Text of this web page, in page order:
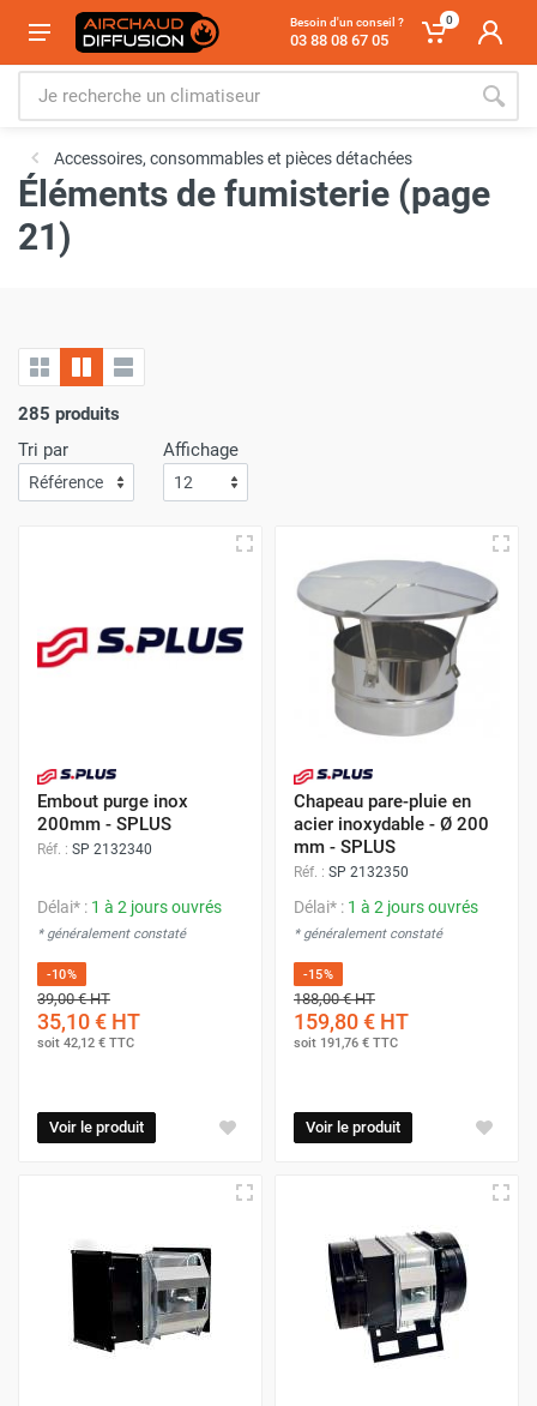
Besoin d'un conseil ?
03 88 08 67 05
0
Accessoires, consommables et pièces détachées
Éléments de fumisterie (page
21)
285 produits
Tri par
Affichage
Embout purge inox
200mm - SPLUS
Réf. : SP 2132340
Délai* : 1 à 2 jours ouvrés
* généralement constaté
-10%
39,00 €HT
35,10 € HT
soit 42,12 € TTC
Voir le produit
Chapeau pare-pluie en
acier inoxydable - Ø 200
mm - SPLUS
Réf. : SP 2132350
Délai* : 1 à 2 jours ouvrés
* généralement constaté
-15%
188,00 €HT
159,80 € HT
soit 191,76 € TTC
Voir le produit